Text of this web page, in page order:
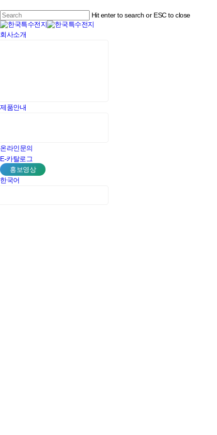
to
main
content
Hit enter to search or ESC to close
Close
Search
Menu
회사소개
제품안내
온라인문의
E-카탈로그
홍보영상
한국어